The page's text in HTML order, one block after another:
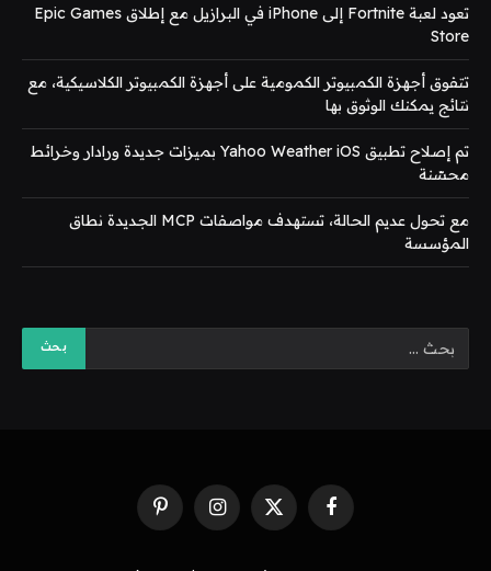
تعود لعبة Fortnite إلى iPhone في البرازيل مع إطلاق Epic Games
Store
تتفوق أجهزة الكمبيوتر الكمومية على أجهزة الكمبيوتر الكلاسيكية، مع
نتائج يمكنك الوثوق بها
تم إصلاح تطبيق Yahoo Weather iOS بميزات جديدة ورادار وخرائط
محسّنة
مع تحول عديم الحالة، تستهدف مواصفات MCP الجديدة نطاق
المؤسسة
فيسبوك X
(Twitter)
الانستغرامبينتيريست